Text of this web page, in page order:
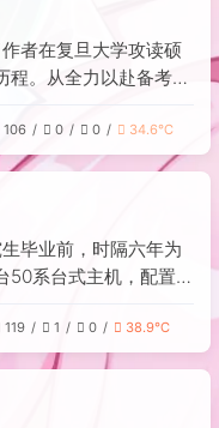
供文章的
以直接粘贴文章的正文
有哪些关键观点或结
者在复旦大学攻读硕
程。从全力以赴备考、
、在学长指导下开展科
读研期间的挑战与成
作与求职等关键节
通过答辩、获得学位作
光飞逝，虽自嘲提升有
个人叙事为主，生动呈
的真实面貌。
106 0 0 34.6℃
毕业前，时隔六年为
50系台式主机，配置较
了宝贵的经验教训：安
SSD后立刻固定主板到
扇应最后安装。此
119 1 0 38.9℃